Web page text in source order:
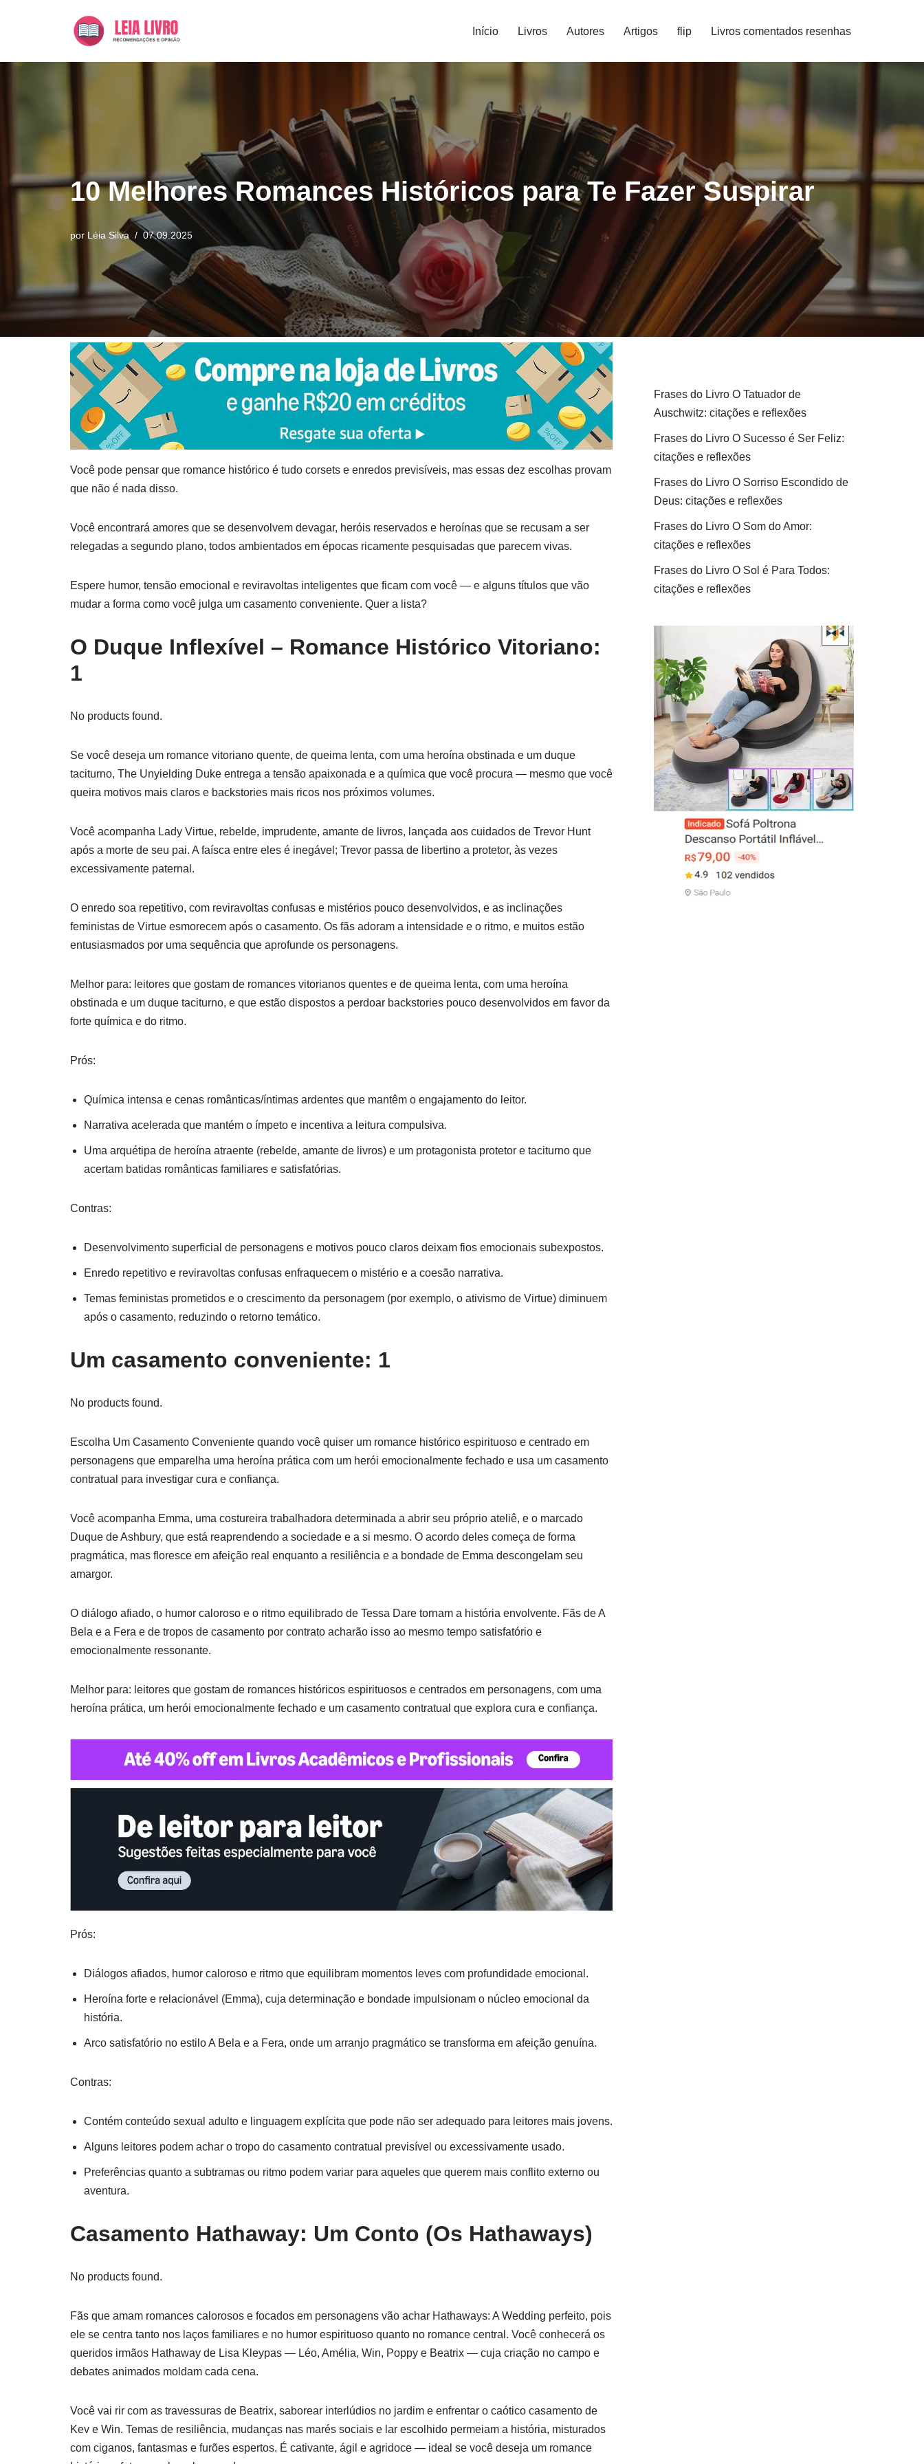
Início Livros Autores Artigos flip Livros comentados resenhas
10 Melhores Romances Históricos para Te Fazer Suspirar
por Léia Silva 07.09.2025
Você pode pensar que romance histórico é tudo corsets e enredos previsíveis, mas essas dez escolhas provam
que não é nada disso.
Você encontrará amores que se desenvolvem devagar, heróis reservados e heroínas que se recusam a ser
relegadas a segundo plano, todos ambientados em épocas ricamente pesquisadas que parecem vivas.
Espere humor, tensão emocional e reviravoltas inteligentes que ficam com você — e alguns títulos que vão
mudar a forma como você julga um casamento conveniente. Quer a lista?
O Duque Inflexível – Romance Histórico Vitoriano:
1
No products found.
Se você deseja um romance vitoriano quente, de queima lenta, com uma heroína obstinada e um duque
taciturno, The Unyielding Duke entrega a tensão apaixonada e a química que você procura — mesmo que você
queira motivos mais claros e backstories mais ricos nos próximos volumes.
Você acompanha Lady Virtue, rebelde, imprudente, amante de livros, lançada aos cuidados de Trevor Hunt
após a morte de seu pai. A faísca entre eles é inegável; Trevor passa de libertino a protetor, às vezes
excessivamente paternal.
O enredo soa repetitivo, com reviravoltas confusas e mistérios pouco desenvolvidos, e as inclinações
feministas de Virtue esmorecem após o casamento. Os fãs adoram a intensidade e o ritmo, e muitos estão
entusiasmados por uma sequência que aprofunde os personagens.
Melhor para: leitores que gostam de romances vitorianos quentes e de queima lenta, com uma heroína
obstinada e um duque taciturno, e que estão dispostos a perdoar backstories pouco desenvolvidos em favor da
forte química e do ritmo.
Prós:
Química intensa e cenas românticas/íntimas ardentes que mantêm o engajamento do leitor.
Narrativa acelerada que mantém o ímpeto e incentiva a leitura compulsiva.
Uma arquétipa de heroína atraente (rebelde, amante de livros) e um protagonista protetor e taciturno que
acertam batidas românticas familiares e satisfatórias.
Contras:
Desenvolvimento superficial de personagens e motivos pouco claros deixam fios emocionais subexpostos.
Enredo repetitivo e reviravoltas confusas enfraquecem o mistério e a coesão narrativa.
Temas feministas prometidos e o crescimento da personagem (por exemplo, o ativismo de Virtue) diminuem
após o casamento, reduzindo o retorno temático.
Um casamento conveniente: 1
No products found.
Escolha Um Casamento Conveniente quando você quiser um romance histórico espirituoso e centrado em
personagens que emparelha uma heroína prática com um herói emocionalmente fechado e usa um casamento
contratual para investigar cura e confiança.
Você acompanha Emma, uma costureira trabalhadora determinada a abrir seu próprio ateliê, e o marcado
Duque de Ashbury, que está reaprendendo a sociedade e a si mesmo. O acordo deles começa de forma
pragmática, mas floresce em afeição real enquanto a resiliência e a bondade de Emma descongelam seu
amargor.
O diálogo afiado, o humor caloroso e o ritmo equilibrado de Tessa Dare tornam a história envolvente. Fãs de A
Bela e a Fera e de tropos de casamento por contrato acharão isso ao mesmo tempo satisfatório e
emocionalmente ressonante.
Melhor para: leitores que gostam de romances históricos espirituosos e centrados em personagens, com uma
heroína prática, um herói emocionalmente fechado e um casamento contratual que explora cura e confiança.
Prós:
Diálogos afiados, humor caloroso e ritmo que equilibram momentos leves com profundidade emocional.
Heroína forte e relacionável (Emma), cuja determinação e bondade impulsionam o núcleo emocional da
história.
Arco satisfatório no estilo A Bela e a Fera, onde um arranjo pragmático se transforma em afeição genuína.
Contras:
Contém conteúdo sexual adulto e linguagem explícita que pode não ser adequado para leitores mais jovens.
Alguns leitores podem achar o tropo do casamento contratual previsível ou excessivamente usado.
Preferências quanto a subtramas ou ritmo podem variar para aqueles que querem mais conflito externo ou
aventura.
Casamento Hathaway: Um Conto (Os Hathaways)
No products found.
Fãs que amam romances calorosos e focados em personagens vão achar Hathaways: A Wedding perfeito, pois
ele se centra tanto nos laços familiares e no humor espirituoso quanto no romance central. Você conhecerá os
queridos irmãos Hathaway de Lisa Kleypas — Léo, Amélia, Win, Poppy e Beatrix — cuja criação no campo e
debates animados moldam cada cena.
Você vai rir com as travessuras de Beatrix, saborear interlúdios no jardim e enfrentar o caótico casamento de
Kev e Win. Temas de resiliência, mudanças nas marés sociais e lar escolhido permeiam a história, misturados
com ciganos, fantasmas e furões espertos. É cativante, ágil e agridoce — ideal se você deseja um romance
Frases do Livro O Tatuador de
Auschwitz: citações e reflexões
Frases do Livro O Sucesso é Ser Feliz:
citações e reflexões
Frases do Livro O Sorriso Escondido de
Deus: citações e reflexões
Frases do Livro O Som do Amor:
citações e reflexões
Frases do Livro O Sol é Para Todos:
citações e reflexões